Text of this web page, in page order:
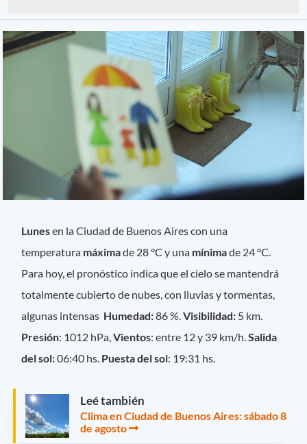
Lunesen la Ciudad de Buenos Aires con una
temperatura máximade 28 °C y una mínimade 24 °C.
Para hoy, el pronóstico indica que el cielo se mantendrá
totalmente cubierto de nubes, con lluvias y tormentas,
algunas intensas Humedad:86 %.Visibilidad: 5 km.
Presión: 1012 hPa,Vientos: entre 12 y 39 km/h.Salida
del sol:06:40 hs. Puesta del sol: 19:31 hs.
Leé también
Clima en Ciudad de Buenos Aires: sábado 8
de agosto